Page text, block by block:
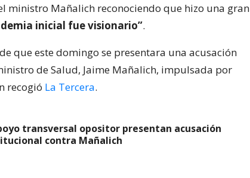
ministro Mañalich reconociendo que hizo una gran
inicial fue visionario”.
que este domingo se presentara una acusación
de Salud, Jaime Mañalich, impulsada por
recogió La Tercera.
transversal opositor presentan acusación
contra Mañalich